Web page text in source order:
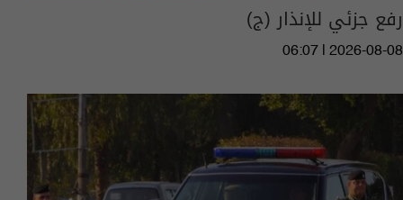
رفع جزئي للإنذار (ج)
06:07 | 2026-08-08